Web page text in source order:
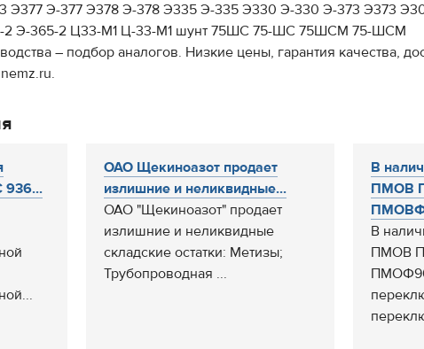
Э377 Э-377 Э378 Э-378 Э335 Э-335 Э330 Э-330 Э-373 Э373
2 Э-365-2 Ц33-М1 Ц-33-М1 шунт 75ШС 75-ШС 75ШСМ 75-ШСМ
– подбор аналогов. Низкие цены, гарантия качества,
936...
ОАО Щекиноазот продает
излишние и неликвидные...
ОАО "Щекиноазот" продает
излишние и неликвидные
складские остатки: Метизы;
Трубопроводная ...
В
ПМОВ
В
ПМОВ